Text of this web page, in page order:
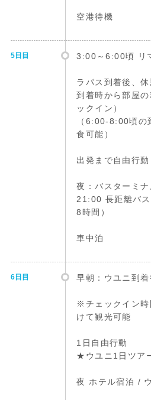
空港待機
5日目 3:00～6:00頃 リ
ラパス到着後、
到着時から部屋
ックイン）
（6:00-8:00頃の
食可能）
出発まで自由行動
夜：バスターミナ
21:00 長距離バ
8時間）
車中泊
6日目 早朝：ウユニ到
※チェックイン時
けて観光可能
1日自由行動
★ウユニ1日ツア
夜 ホテル宿泊 /